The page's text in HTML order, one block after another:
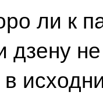
ли к
дзену